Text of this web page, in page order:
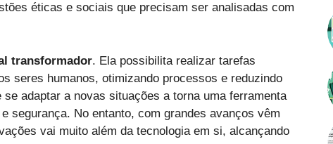
éticas e sociais que precisam ser analisadas com
transformador. Ela possibilita realizar tarefas
seres humanos, otimizando processos e reduzindo
adaptar a novas situações a torna uma ferramenta
segurança. No entanto, com grandes avanços vêm
vai muito além da tecnologia em si, alcançando